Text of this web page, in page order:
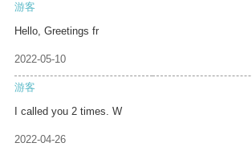
游客
Hello, Greetings fr
2022-05-10
游客
I called you 2 times. W
2022-04-26